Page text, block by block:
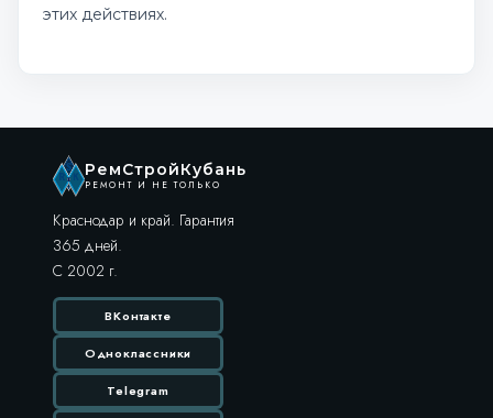
этих действиях.
РемСтройКубань
РЕМОНТ И НЕ ТОЛЬКО
Краснодар и край. Гарантия
365 дней.
С 2002 г.
ВКонтакте
Одноклассники
Telegram